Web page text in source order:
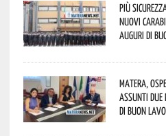
Più
nuovi
Auguri di
Matera,
assunti due
di buon